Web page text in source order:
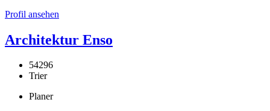
Profil ansehen
Architektur Enso
54296
Trier
Planer